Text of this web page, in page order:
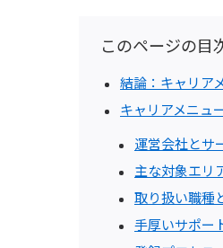
このページの目
結論：キャリア
キャリアメニュ
運営会社とサ
主な対象エリ
取り扱い職種
手厚いサポー